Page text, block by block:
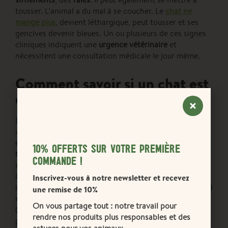
tousser. L’animal a du mal à se coucher. Le chat ne
mange plus, devient léthargique, peut tousser et ses
gencives devenir bleues. Un ou plusieurs de ces signes
cliniques indiquent une urgence vétérinaire et
nécessitent une consultation médicale le jour même.
Comment savoir si un chat est
en détresse respiratoire ?
Lors d’une
ventre force pour prendre de l’air, ses coudes sont
écartés de son corps et son cou peut être tendu avec sa
tête positionnée vers le haut. Les respirations peuvent
s’accompagner de sifflements, de râles voire de toux.
Quand le chatouvre la bouche pour respirer, cela
indiqueun cas d’extrême urgence
n’arrive pas à s’allonger et ses gencives sont bleues
(elles sont cyanosées, une mauvaise oxygénation). Il est
primordial de ne pas perdre de temps et d’appeler un
10% OFFERTS SUR VOTRE PREMIÈRE
COMMANDE !
Inscrivez-vous à notre newsletter et recevez
une remise de 10%
On vous partage tout : notre travail pour
rendre nos produits plus responsables et des